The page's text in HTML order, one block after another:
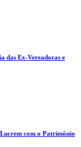
das Ex-Vereadoras e
com o Patrimônio